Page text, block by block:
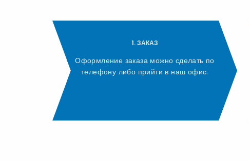
1. ЗАКАЗ
Оформление заказа можно сделать по
телефону либо прийти в наш офис.